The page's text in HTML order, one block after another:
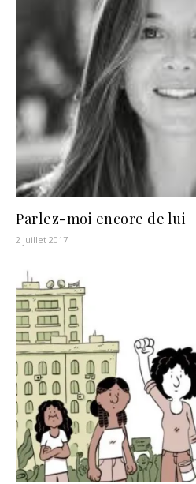
Parlez-moi encore de lui
2 juillet 2017